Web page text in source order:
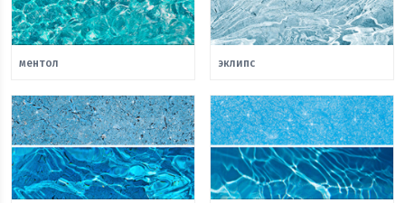
ментол эклипс